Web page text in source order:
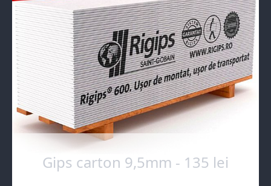
Gips carton 9,5mm - 135 lei